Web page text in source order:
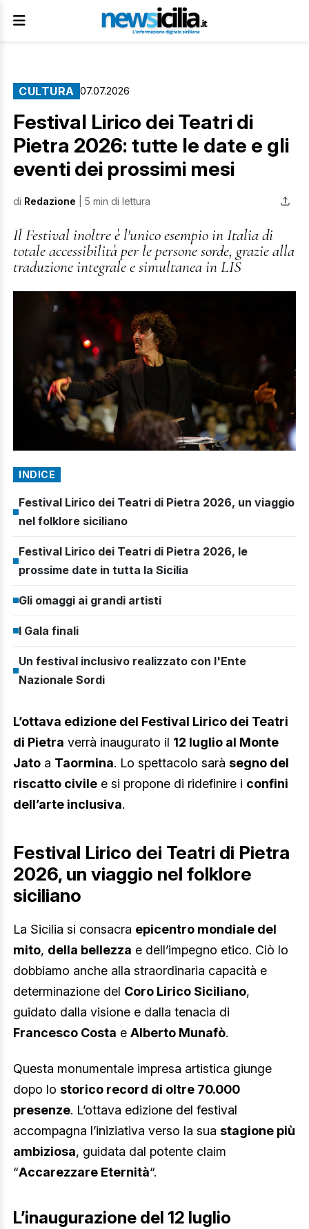
CULTURA 07.07.2026
Festival Lirico dei Teatri di
Pietra 2026: tutte le date e gli
eventi dei prossimi mesi
di Redazione | 5 min di lettura
Il Festival inoltre è l'unico esempio in Italia di
totale accessibilità per le persone sorde, grazie alla
traduzione integrale e simultanea in LIS
INDICE
Festival Lirico dei Teatri di Pietra 2026, un viaggio
nel folklore siciliano
Festival Lirico dei Teatri di Pietra 2026, le
prossime date in tutta la Sicilia
Gli omaggi ai grandi artisti
I Gala finali
Un festival inclusivo realizzato con l'Ente
Nazionale Sordi
L’ottava edizione del Festival Lirico dei Teatri
di Pietra verrà inaugurato il 12 luglio al Monte
Jato a Taormina. Lo spettacolo sarà segno del
riscatto civile e si propone di ridefinire i confini
dell’arte inclusiva.
Festival Lirico dei Teatri di Pietra
2026, un viaggio nel folklore
siciliano
La Sicilia si consacra epicentro mondiale del
mito, della bellezza e dell’impegno etico. Ciò lo
dobbiamo anche alla straordinaria capacità e
determinazione del Coro Lirico Siciliano,
guidato dalla visione e dalla tenacia di
Francesco Costa e Alberto Munafò.
Questa monumentale impresa artistica giunge
dopo lo storico record di oltre 70.000
presenze. L’ottava edizione del festival
accompagna l’iniziativa verso la sua stagione più
ambiziosa, guidata dal potente claim
“Accarezzare Eternità“.
L’inaugurazione del 12 luglio